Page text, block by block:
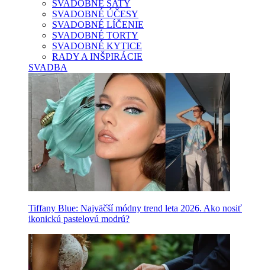
SVADOBNÉ ŠATY
SVADOBNÉ ÚČESY
SVADOBNÉ LÍČENIE
SVADOBNÉ TORTY
SVADOBNÉ KYTICE
RADY A INŠPIRÁCIE
SVADBA
Tiffany Blue: Najväčší módny trend leta 2026. Ako nosiť
ikonickú pastelovú modrú?